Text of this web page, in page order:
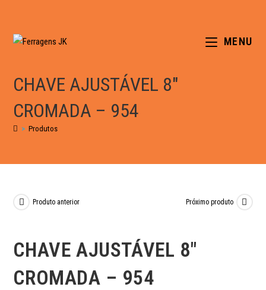
MENU
CHAVE AJUSTÁVEL 8″
CROMADA – 954
> Produtos
Produto anterior Próximo produto
CHAVE AJUSTÁVEL 8″
CROMADA – 954